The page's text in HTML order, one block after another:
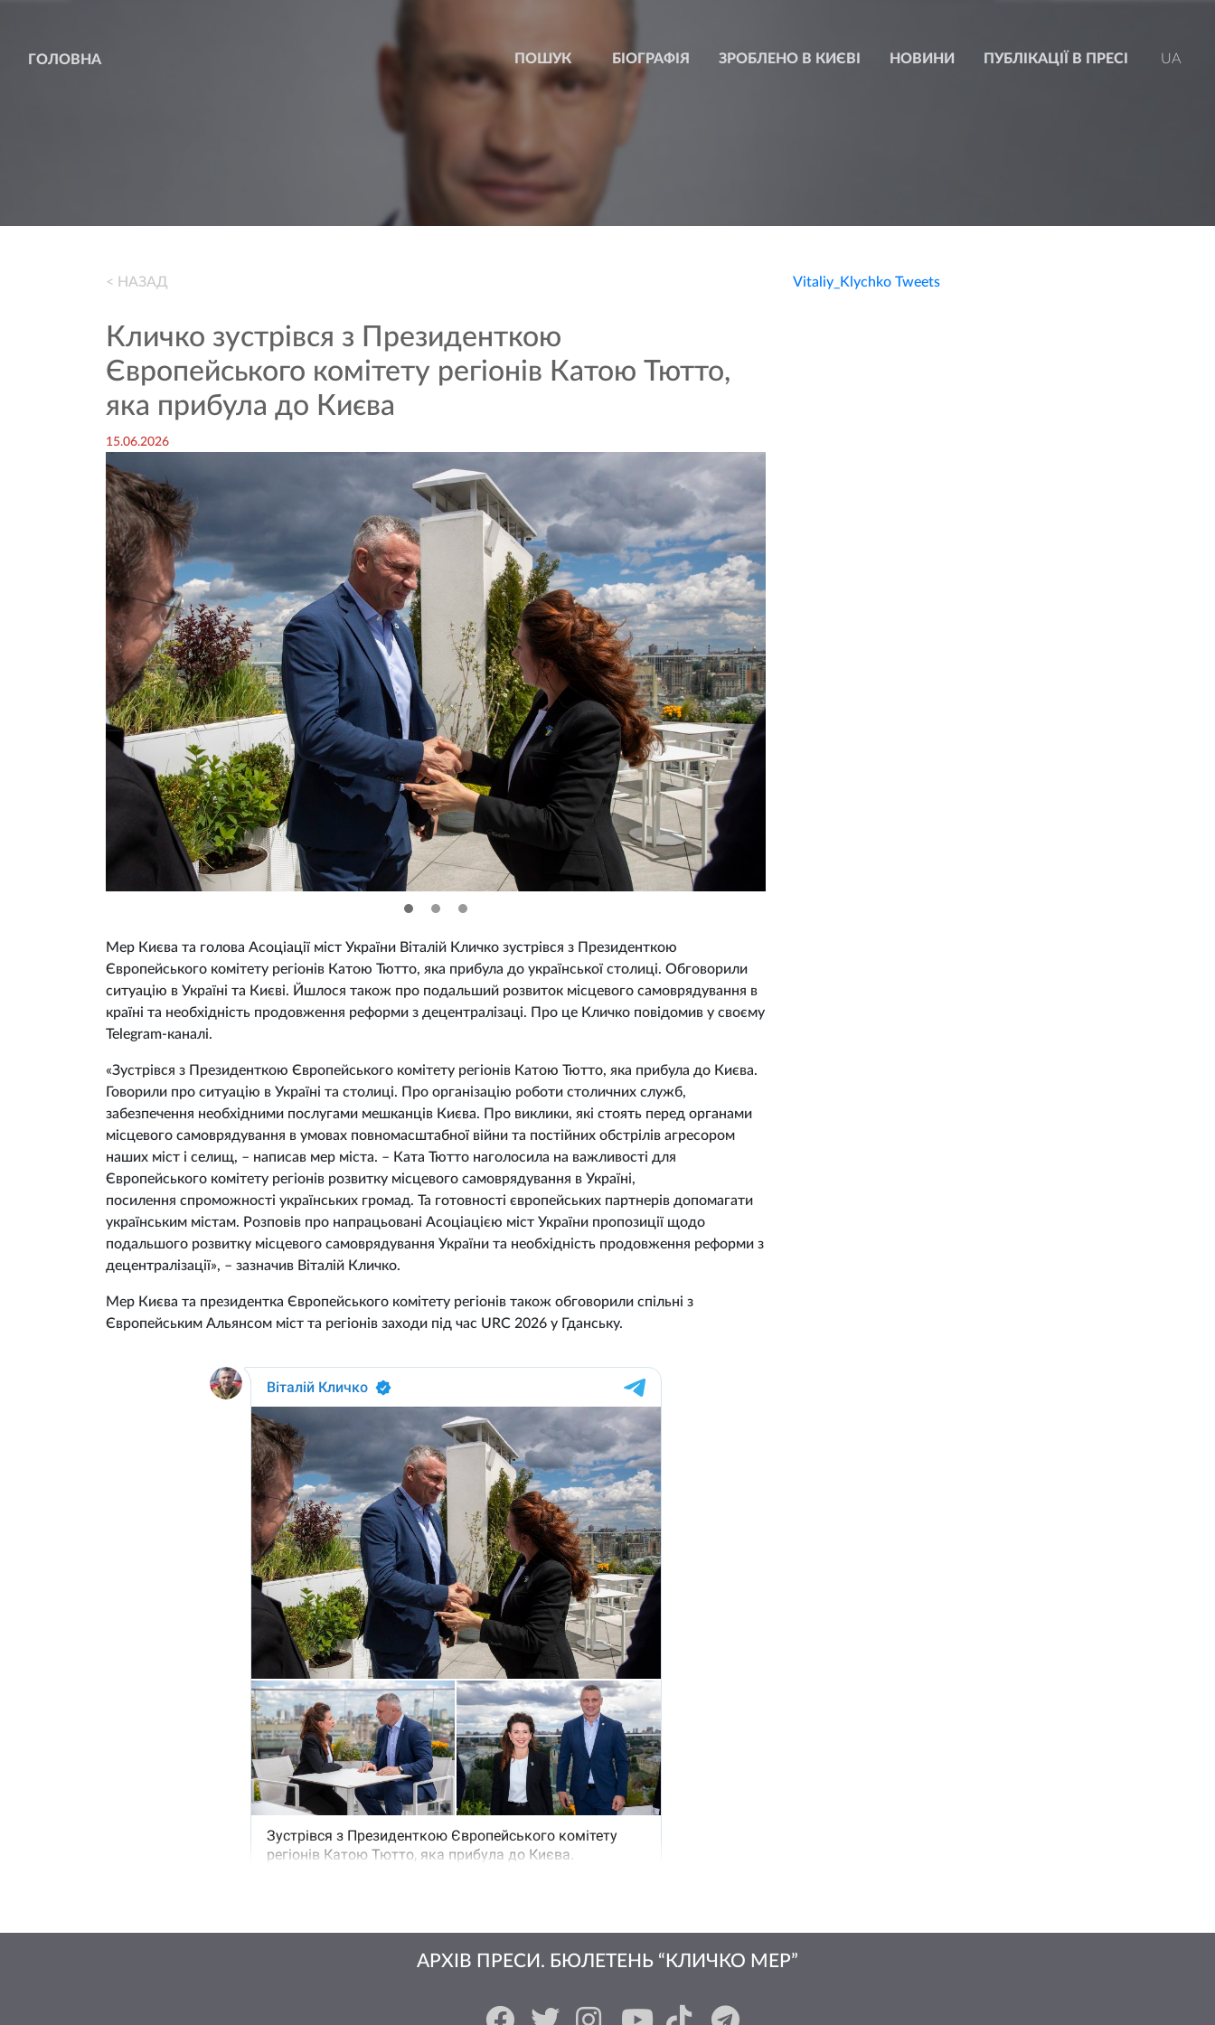
ГОЛОВНА БІОГРАФІЯ ЗРОБЛЕНО В КИЄВІ НОВИНИ ПУБЛІКАЦІЇ В ПРЕСІ UA
< НАЗАД
Кличко зустрівся з Президенткою
Європейського комітету регіонів Катою Тютто,
яка прибула до Києва
15.06.2026
Мер Києва та голова Асоціації міст України Віталій Кличко зустрівся з Президенткою
Європейського комітету регіонів Катою Тютто, яка прибула до української столиці. Обговорили
ситуацію в Україні та Києві. Йшлося також про подальший розвиток місцевого самоврядування в
країні та необхідність продовження реформи з децентралізаці. Про це Кличко повідомив у своєму
Telegram-каналі.
«Зустрівся з Президенткою Європейського комітету регіонів Катою Тютто, яка прибула до Києва.
Говорили про ситуацію в Україні та столиці. Про організацію роботи столичних служб,
забезпечення необхідними послугами мешканців Києва. Про виклики, які стоять перед органами
місцевого самоврядування в умовах повномасштабної війни та постійних обстрілів агресором
наших міст і селищ, – написав мер міста. – Ката Тютто наголосила на важливості для
Європейського комітету регіонів розвитку місцевого самоврядування в Україні,
посилення спроможності українських громад. Та готовності європейських партнерів допомагати
українським містам. Розповів про напрацьовані Асоціацією міст України пропозиції щодо
подальшого розвитку місцевого самоврядування України та необхідність продовження реформи з
децентралізації», – зазначив Віталій Кличко.
Мер Києва та президентка Європейського комітету регіонів також обговорили спільні з
Європейським Альянсом міст та регіонів заходи під час URC 2026 у Гданську.
Vitaliy_Klychko Tweets
АРХІВ ПРЕСИ. БЮЛЕТЕНЬ “КЛИЧКО МЕР”